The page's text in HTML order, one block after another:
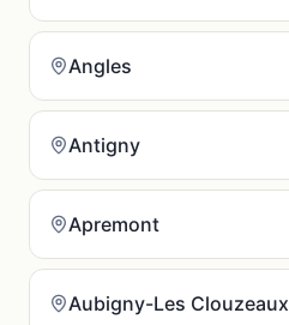
Angles
Antigny
Apremont
Aubigny-Les Clouzeaux